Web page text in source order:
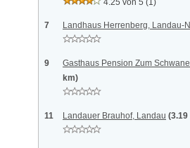
4.25 von 5 (1)
7 Landhaus Herrenberg, Landau-
9
Gasthaus Pension Zum
km)
11 Landauer Brauhof, Landau